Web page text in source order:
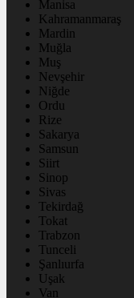
Manisa
Kahramanmaraş
Mardin
Muğla
Muş
Nevşehir
Niğde
Ordu
Rize
Sakarya
Samsun
Siirt
Sinop
Sivas
Tekirdağ
Tokat
Trabzon
Tunceli
Şanlıurfa
Uşak
Van